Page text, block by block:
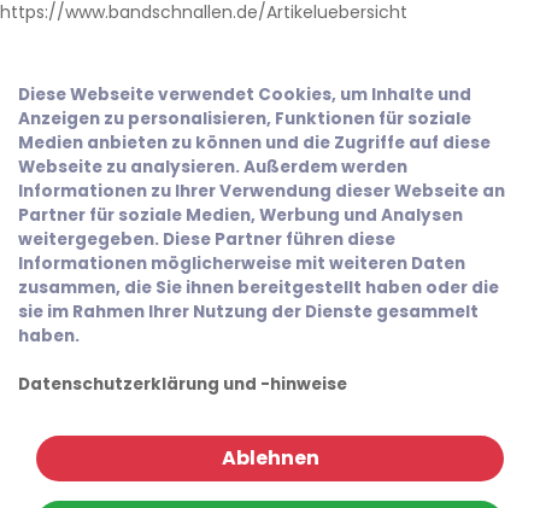
https://www.bandschnallen.de/Artikeluebersicht
Diese Webseite verwendet Cookies, um Inhalte und
Anzeigen zu personalisieren, Funktionen für soziale
Medien anbieten zu können und die Zugriffe auf diese
Webseite zu analysieren. Außerdem werden
Informationen zu Ihrer Verwendung dieser Webseite an
Partner für soziale Medien, Werbung und Analysen
weitergegeben. Diese Partner führen diese
Informationen möglicherweise mit weiteren Daten
zusammen, die Sie ihnen bereitgestellt haben oder die
sie im Rahmen Ihrer Nutzung der Dienste gesammelt
haben.
Datenschutzerklärung und -hinweise
Ablehnen